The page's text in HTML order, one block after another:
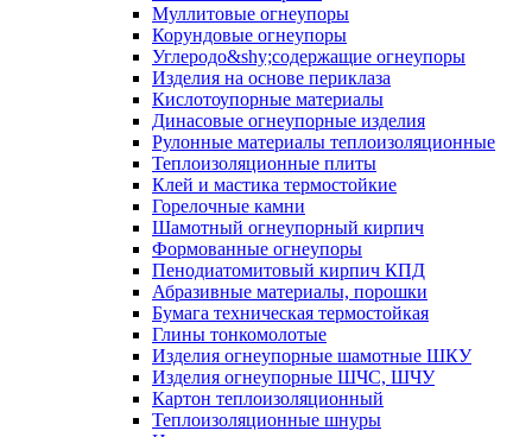
Муллитовые огнеупоры
Корундовые огнеупоры
Углеродо&shy;содержащие огнеупоры
Изделия на основе периклаза
Кислотоупорные материалы
Динасовые огнеупорные изделия
Рулонные материалы теплоизоляционные
Тепло­изоляционные плиты
Клей и мастика термостойкие
Горелочные камни
Шамотный огнеупорный кирпич
Формованные огнеупоры
Пенодиатомитовый кирпич КПД
Абразивные материалы, порошки
Бумага техническая термостойкая
Глины тонкомолотые
Изделия огнеупорные шамотные ШКУ
Изделия огнеупорные ШЧС, ШЧУ
Картон теплоизоляционный
Теплоизоляционные шнуры